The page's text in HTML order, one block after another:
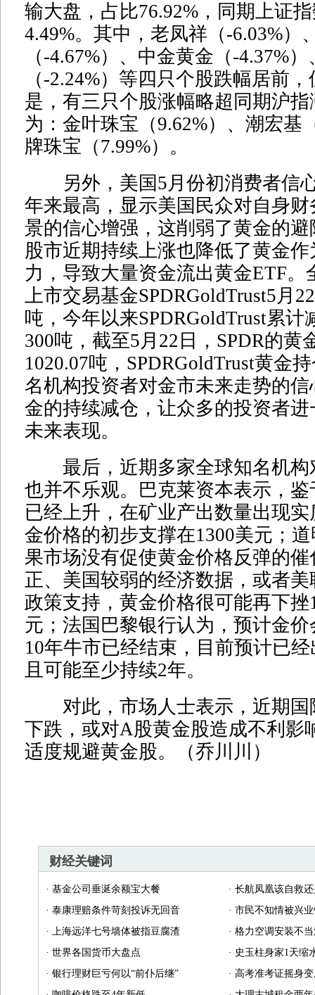
输大盘，占比76.92%，同期上证
4.49%。其中，老凤祥（-6.03%）
（-4.67%）、中金黄金（-4.37%
（-2.24%）等四只个股跌幅居前
是，有三只个股涨幅略超同期沪
为：金叶珠宝（9.62%）、潮宏基
牌珠宝（7.99%）。
另外，美国5月份初消费者信
年来最高，显示美国民众对自身
景的信心增强，这削弱了黄金的
股市近期持续上涨也降低了黄金
力，导致大量资金流出黄金ETF。
上市交易基金SPDRGoldTrust5月
吨，今年以来SPDRGoldTrust累计
300吨，截至5月22日，SPDR的黄
1020.07吨，SPDRGoldTrust黄金
名机构投资者对金市未来走势的信
金的持续减仓，让众多的投资者
未来表现。
最后，近期多家全球知名机构
也并不乐观。巴克莱资本表示，
已经上升，在矿业产出数量出现
金价格的初步支撑在1300美元；
果市场没有促使黄金价格反弹的
正、美国较弱的经济数据，或者
政策支持，黄金价格很可能再下挫
元；法国巴黎银行认为，预计金
10年牛市已经结束，目前预计已
且可能至少持续2年。
对此，市场人士表示，近期国
下跌，或对A股黄金股造成不利影
适度规避黄金股。（乔川川）
财经关键词
· 基金公司垂涎余额宝大餐 · 长航凤凰该自救
· 泰康理赔条件苛刻投诉无回音 · 市民不知情被兴
· 上海远洋七号墙体被指豆腐渣 · 格力空调安装不
· 世界各国货币大盘点 · 史玉柱身家1天缩
· 银行理财巨亏何以“前仆后继” · 高考准考证摇身